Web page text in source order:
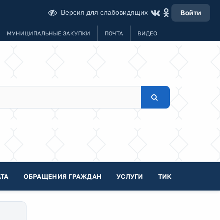
Версия для слабовидящих Войти
МУНИЦИПАЛЬНЫЕ ЗАКУПКИ ПОЧТА ВИДЕО
ОБРАЩЕНИЯ ГРАЖДАН УСЛУГИ ТИК